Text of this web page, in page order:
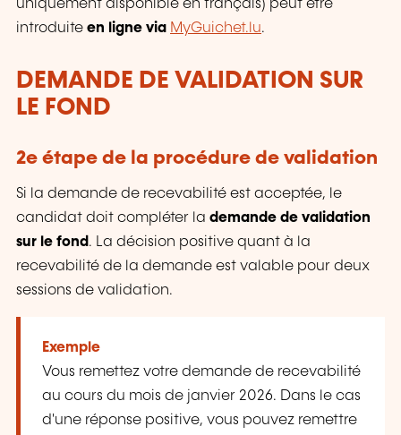
uniquement disponible en français) peut être
introduite en ligne via MyGuichet.lu.
DEMANDE DE VALIDATION SUR
LE FOND
2e étape de la procédure de validation
Si la demande de recevabilité est acceptée, le
candidat doit compléter la demande de validation
sur le fond . La décision positive quant à la
recevabilité de la demande est valable pour deux
sessions de validation.
Exemple
Vous remettez votre demande de recevabilité
au cours du mois de janvier 2026. Dans le cas
d'une réponse positive, vous pouvez remettre